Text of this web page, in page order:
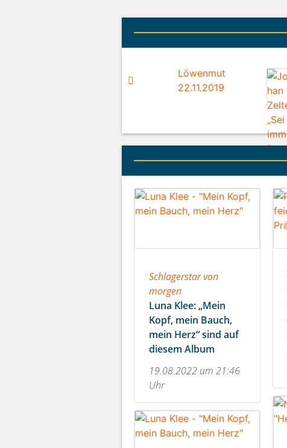
Löwenmut
22.11.2019
Schlagerstar von
morgen
Luna Klee: „Mein
Kopf, mein Bauch,
mein Herz“ sind auf
diesem Album
19.08.2022 um 21:46
Uhr